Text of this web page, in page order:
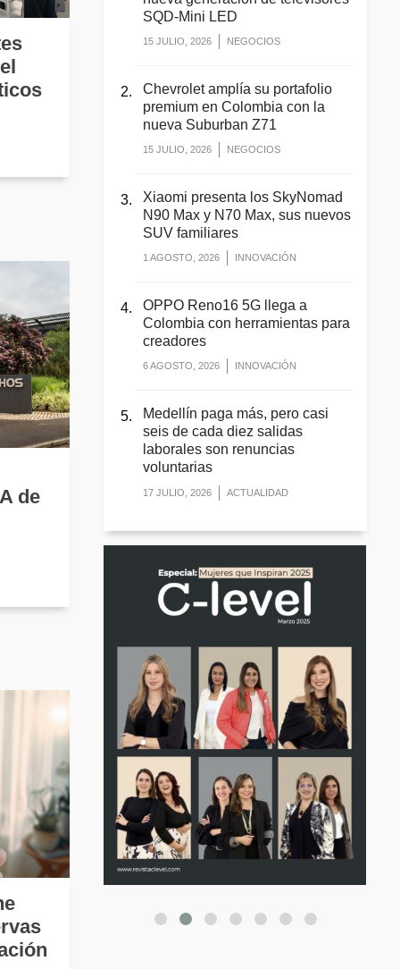
de
SQD-Mini LED
15 JULIO, 2026 NEGOCIOS
Chevrolet amplía su portafolio
premium en Colombia con la
nueva Suburban Z71
15 JULIO, 2026 NEGOCIOS
Xiaomi presenta los SkyNomad
N90 Max y N70 Max, sus nuevos
SUV familiares
1 AGOSTO, 2026 INNOVACIÓN
OPPO Reno16 5G llega a
Colombia con herramientas para
creadores
6 AGOSTO, 2026 INNOVACIÓN
Medellín paga más, pero casi
seis de cada diez salidas
laborales son renuncias
voluntarias
17 JULIO, 2026 ACTUALIDAD